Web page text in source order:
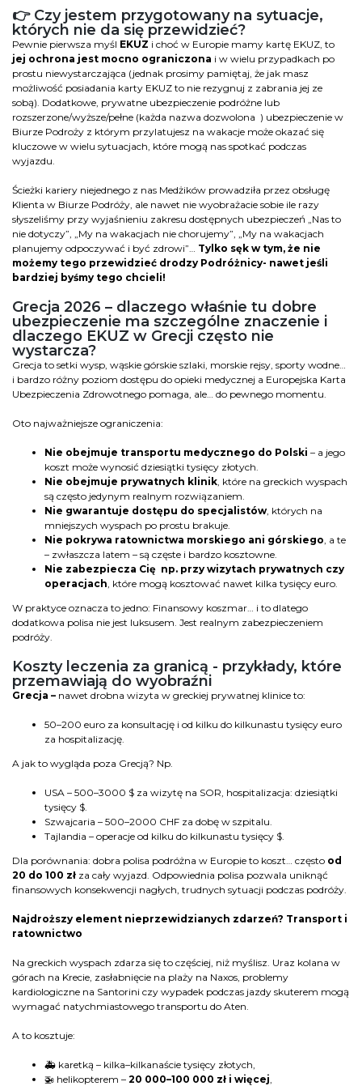
👉 Czy jestem przygotowany na sytuacje,
których nie da się przewidzieć?
Pewnie pierwsza myśl EKUZ i choć w Europie mamy kartę EKUZ, to
jej ochrona jest mocno ograniczona i w wielu przypadkach po
prostu niewystarczająca (jednak prosimy pamiętaj, że jak masz
możliwość posiadania karty EKUZ to nie rezygnuj z zabrania jej ze
sobą). Dodatkowe, prywatne ubezpieczenie podróżne lub
rozszerzone/wyższe/pełne (każda nazwa dozwolona ) ubezpieczenie w
Biurze Podroży z którym przylatujesz na wakacje może okazać się
kluczowe w wielu sytuacjach, które mogą nas spotkać podczas
wyjazdu.
Ścieżki kariery niejednego z nas Medżików prowadziła przez obsługę
Klienta w Biurze Podróży, ale nawet nie wyobrażacie sobie ile razy
słyszeliśmy przy wyjaśnieniu zakresu dostępnych ubezpieczeń „Nas to
nie dotyczy”, „My na wakacjach nie chorujemy”, „My na wakacjach
planujemy odpoczywać i być zdrowi”… Tylko sęk w tym, że nie
możemy tego przewidzieć drodzy Podróżnicy- nawet jeśli
bardziej byśmy tego chcieli!
Grecja 2026 – dlaczego właśnie tu dobre
ubezpieczenie ma szczególne znaczenie i
dlaczego EKUZ w Grecji często nie
wystarcza?
Grecja to setki wysp, wąskie górskie szlaki, morskie rejsy, sporty wodne…
i bardzo różny poziom dostępu do opieki medycznej a Europejska Karta
Ubezpieczenia Zdrowotnego pomaga, ale… do pewnego momentu.
Oto najważniejsze ograniczenia:
Nie obejmuje transportu medycznego do Polski – a jego
koszt może wynosić dziesiątki tysięcy złotych.
Nie obejmuje prywatnych klinik, które na greckich wyspach
są często jedynym realnym rozwiązaniem.
Nie gwarantuje dostępu do specjalistów, których na
mniejszych wyspach po prostu brakuje.
Nie pokrywa ratownictwa morskiego ani górskiego, a te
– zwłaszcza latem – są częste i bardzo kosztowne.
Nie zabezpiecza Cię np. przy wizytach prywatnych czy
operacjach, które mogą kosztować nawet kilka tysięcy euro.
W praktyce oznacza to jedno: Finansowy koszmar… i to dlatego
dodatkowa polisa nie jest luksusem. Jest realnym zabezpieczeniem
podróży.
Koszty leczenia za granicą - przykłady, które
przemawiają do wyobraźni
Grecja – nawet drobna wizyta w greckiej prywatnej klinice to:
50–200 euro za konsultację i od kilku do kilkunastu tysięcy euro
za hospitalizację.
A jak to wygląda poza Grecją? Np.
USA – 500–3000 $ za wizytę na SOR, hospitalizacja: dziesiątki
tysięcy $.
Szwajcaria – 500–2000 CHF za dobę w szpitalu.
Tajlandia – operacje od kilku do kilkunastu tysięcy $.
Dla porównania: dobra polisa podróżna w Europie to koszt… często od
20 do 100 zł za cały wyjazd. Odpowiednia polisa pozwala uniknąć
finansowych konsekwencji nagłych, trudnych sytuacji podczas podróży.
Najdroższy element nieprzewidzianych zdarzeń? Transport i
ratownictwo
Na greckich wyspach zdarza się to częściej, niż myślisz. Uraz kolana w
górach na Krecie, zasłabnięcie na plaży na Naxos, problemy
kardiologiczne na Santorini czy wypadek podczas jazdy skuterem mogą
wymagać natychmiastowego transportu do Aten.
A to kosztuje:
🚑 karetką – kilka–kilkanaście tysięcy złotych,
🚁 helikopterem – 20 000–100 000 zł i więcej,